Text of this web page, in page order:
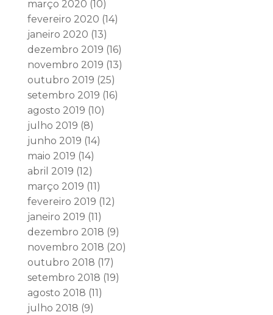
março 2020 (10)
fevereiro 2020 (14)
janeiro 2020 (13)
dezembro 2019 (16)
novembro 2019 (13)
outubro 2019 (25)
setembro 2019 (16)
agosto 2019 (10)
julho 2019 (8)
junho 2019 (14)
maio 2019 (14)
abril 2019 (12)
março 2019 (11)
fevereiro 2019 (12)
janeiro 2019 (11)
dezembro 2018 (9)
novembro 2018 (20)
outubro 2018 (17)
setembro 2018 (19)
agosto 2018 (11)
julho 2018 (9)